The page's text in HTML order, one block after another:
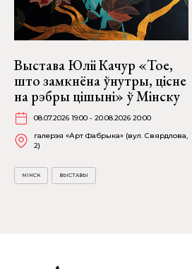
Выстава Юліі Качур «Тое,
што замкнёна ўнутры, цісне
на рэбры цішыні» ў Мінску
08.07.2026 19:00 - 20.08.2026 20:00
галерэя «Арт Фабрыка» (вул. Свярдлова,
2)
МІНСК ВЫСТАВЫ